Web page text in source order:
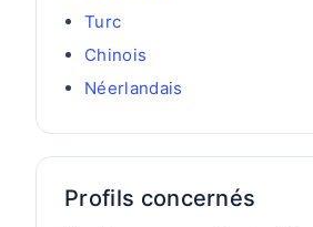
Turc
Chinois
Néerlandais
Profils concernés